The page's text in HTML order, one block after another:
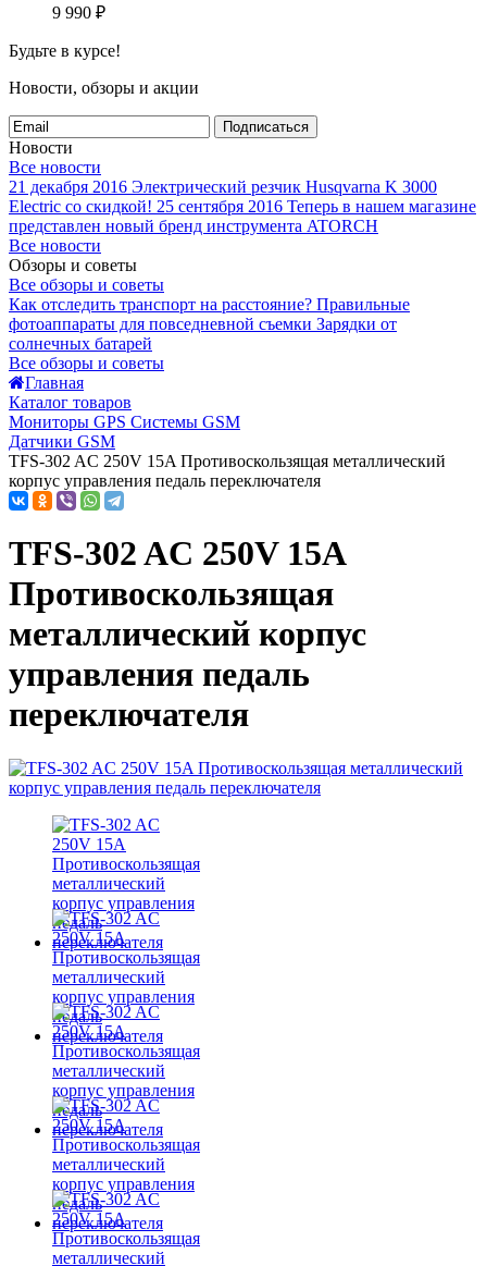
9 990 ₽
Будьте в курсе!
Новости, обзоры и акции
Подписаться
Новости
Все новости
21 декабря 2016 Электрический резчик Husqvarna K 3000
Electric со скидкой! 25 сентября 2016 Теперь в нашем магазине
представлен новый бренд инструмента ATORCH
Все новости
Обзоры и советы
Все обзоры и советы
Как отследить транспорт на расстояние? Правильные
фотоаппараты для повседневной съемки Зарядки от
солнечных батарей
Все обзоры и советы
Главная
Каталог товаров
Мониторы GPS Системы GSM
Датчики GSM
TFS-302 AC 250V 15A Противоскользящая металлический
корпус управления педаль переключателя
TFS-302 AC 250V 15A
Противоскользящая
металлический корпус
управления педаль
переключателя